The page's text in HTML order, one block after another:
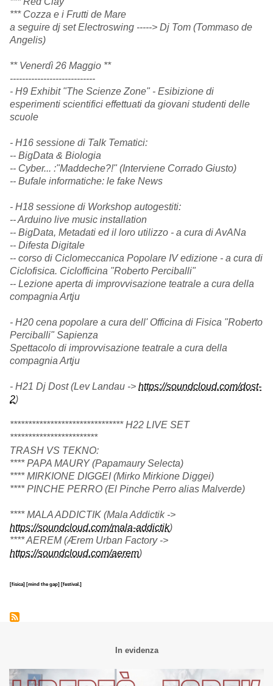
*** Cozza e i Frutti de Mare
a seguire dj set Electroswing -----> Dj Tom (Tommaso de
Angelis)
** Venerdì 26 Maggio **
----------------------------
- H9 Exhibit "The Scienze Zone" - Esibizione di
esperimenti scientifici effettuati da giovani studenti delle
scuole
- H16 sessione di Talk Tematici:
-- BigData & Biologia
-- Cyber... :"Maddeche?!" (Interviene Corrado Giusto)
-- Bufale informatiche: le fake News
- H18 sessione di Workshop autogestiti:
-- Arduino live music installation
-- BigData, Metadati ed il loro utilizzo - a cura di AvANa
-- Difesta Digitale
-- corso di Ciclomeccanica Popolare IV edizione - a cura di
Ciclofisica. Ciclofficina "Roberto Perciballi"
-- Lezione aperta di improvvisazione teatrale a cura della
compagnia Artju
- H20 cena popolare a cura dell' Officina di Fisica "Roberto
Perciballi" Sapienza
Spettacolo di improvvisazione teatrale a cura della
compagnia Artju
- H21 Dj Dost (Lev Landau -> https://soundcloud.com/dost-
2)
******************************* H22 LIVE SET
************************
TRASH VS TEKNO:
**** PAPA MAURY (Papamaury Selecta)
**** MIRKIONE DIGGEI (Mirko Mirkione Diggei)
**** PINCHE PERRO (El Pinche Perro alias Malverde)
**** MALA ADDICTIK (Mala Addictik ->
https://soundcloud.com/mala-addictik)
**** AEREM (Ærem Urban Factory ->
https://soundcloud.com/aerem)
[fisica] [mind the gap] [festival.]
In evidenza